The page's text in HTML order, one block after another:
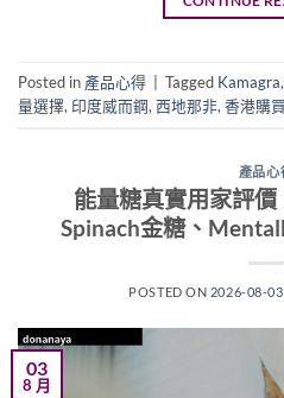
Posted in 產品心得 Tagged Kamagra,
量選擇,印度威而鋼,西地那非,香港購買
產品心
能量糖真實用家評價
Spinach金糖、
POSTED ON 2026-08-03
03
8 月